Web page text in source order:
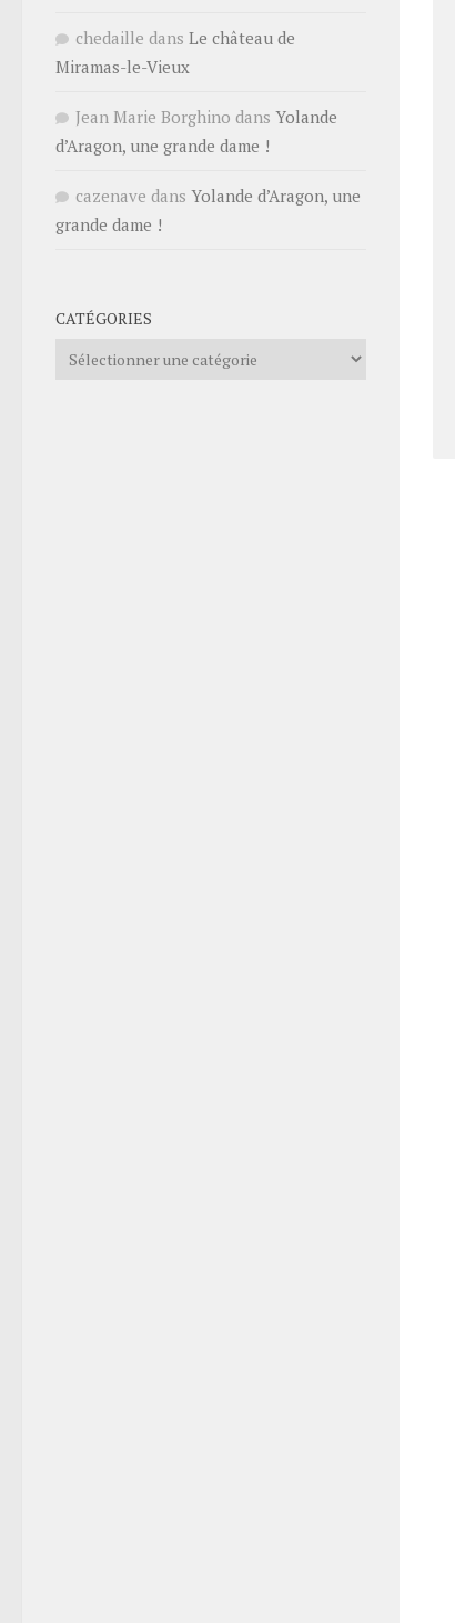
chedaille dans Le château de
Miramas-le-Vieux
Jean Marie Borghino dans Yolande
d’Aragon, une grande dame !
cazenave dans Yolande d’Aragon, une
grande dame !
CATÉGORIES
Catégories